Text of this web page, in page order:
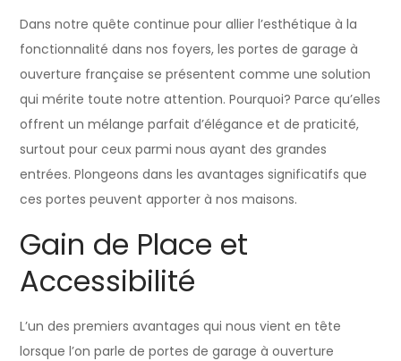
Dans notre quête continue pour allier l’esthétique à la
fonctionnalité dans nos foyers, les portes de garage à
ouverture française se présentent comme une solution
qui mérite toute notre attention. Pourquoi? Parce qu’elles
offrent un mélange parfait d’élégance et de praticité,
surtout pour ceux parmi nous ayant des grandes
entrées. Plongeons dans les avantages significatifs que
ces portes peuvent apporter à nos maisons.
Gain de Place et
Accessibilité
L’un des premiers avantages qui nous vient en tête
lorsque l’on parle de portes de garage à ouverture